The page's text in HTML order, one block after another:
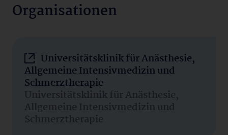
Organisationen
Universitätsklinik für Anästhesie,
Allgemeine Intensivmedizin und
Schmerztherapie
Universitätsklinik für Anästhesie,
Allgemeine Intensivmedizin und
Schmerztherapie